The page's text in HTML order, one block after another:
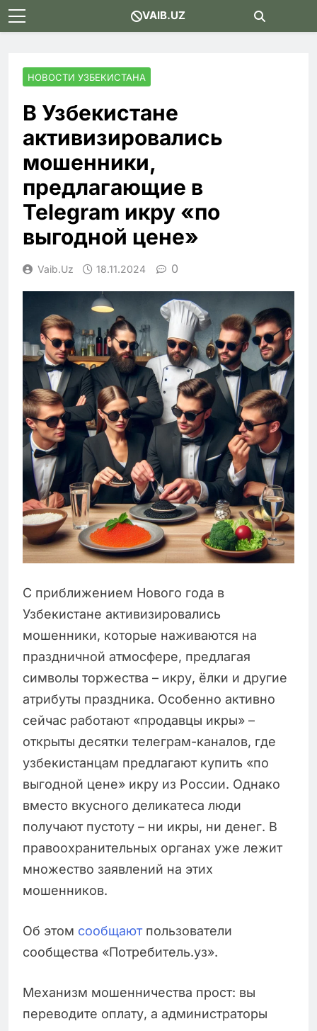
Skip
to
VAIB.UZ
НОВОСТИ УЗБЕКИСТАНА
В Узбекистане
активизировались
мошенники,
предлагающие в
Telegram икру «по
выгодной цене»
Vaib.uz 18.11.2024 0
С приближением Нового года в
Узбекистане активизировались
мошенники, которые наживаются на
праздничной атмосфере, предлагая
символы торжества – икру, ёлки и другие
атрибуты праздника. Особенно активно
сейчас работают «продавцы икры» –
открыты десятки телеграм-каналов, где
узбекистанцам предлагают купить «по
выгодной цене» икру из России. Однако
вместо вкусного деликатеса люди
получают пустоту – ни икры, ни денег. В
правоохранительных органах уже лежит
множество заявлений на этих
мошенников.
Об этом сообщаютпользователи
сообщества «Потребитель.уз».
Механизм мошенничества прост: вы
переводите оплату, а администраторы